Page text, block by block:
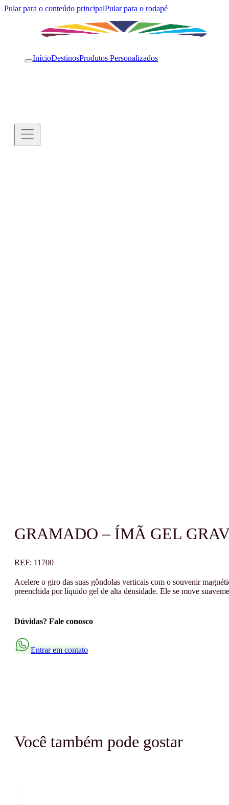
Pular para o conteúdo principalPular para o rodapé
InícioDestinosProdutos Personalizados
GRAMADO – ÍMÃ GEL
REF: 11700
Acelere o giro das suas gôndolas verticais com o souvenir
preenchida por líquido gel de alta densidade. Ele se move
Dúvidas? Fale conosco
Entrar em contato
Você também pode gostar